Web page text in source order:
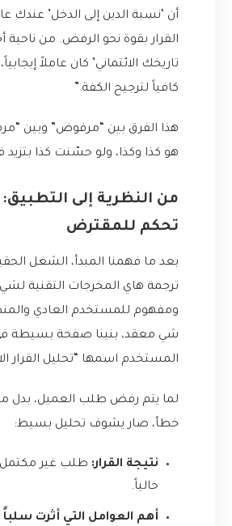
أن ‘نسبة الدين إلى الدخل’ عندك
القرار بقوة نحو الرفض. من ناحية
تاريخك الائتماني’ كان عاملاً
كافياً لترجيح الكفة.”
هذا الفرق بين “مرفوض” وبين
هو كذا وكذا، ولو حسّنت كذا
من النظرية إلى التطبيق:
تحكم للمقترض
بعد ما فهمنا المبدأ، الشغل
ترجمة هاي المخرجات التقنية
ومفهوم للمستخدم العادي
شي معقد، بنينا صفحة بسيطة
المستخدم اسمها “تحليل القرار
لما يتم رفض طلب العميل، بدل
خطأ، صار يشوف تحليل بسيط:
نتيجة القرار: طلب غير
حالياً.
أهم العوامل التي أثرت سلباً